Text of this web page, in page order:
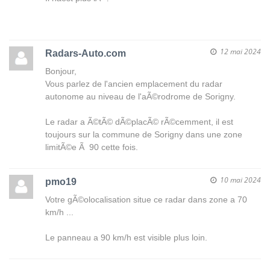
12 mai 2024
Radars-Auto.com
Bonjour,
Vous parlez de l'ancien emplacement du radar
autonome au niveau de l'aÃ©rodrome de Sorigny.
Le radar a Ã©tÃ© dÃ©placÃ© rÃ©cemment, il est
toujours sur la commune de Sorigny dans une zone
limitÃ©e Ã 90 cette fois.
10 mai 2024
pmo19
Votre gÃ©olocalisation situe ce radar dans zone a 70
km/h ...
Le panneau a 90 km/h est visible plus loin.